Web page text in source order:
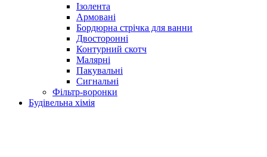
Ізолента
Армовані
Бордюрна стрічка для ванни
Двосторонні
Контурний скотч
Малярні
Пакувальні
Сигнальні
Фільтр-воронки
Будівельна хімія